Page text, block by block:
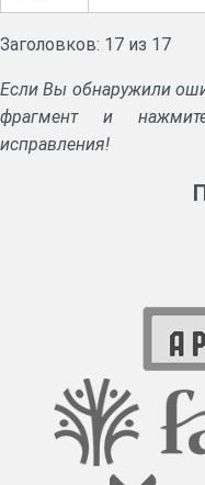
Заголовков: 17 из 17
Если Вы обнаружили
фрагмент и
исправления!